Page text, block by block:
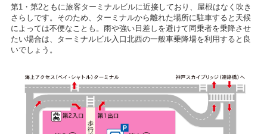
第1・第2ともに旅客ターミナルビルに近接しており、屋根はなく吹き
さらしです。そのため、ターミナルから離れた場所に駐車すると天候
によっては不便なことも。雨や強い日差しを避けて同乗者を乗降させ
たい場合は、ターミナルビル入口北西の一般車乗降場を利用すると良
いでしょう。